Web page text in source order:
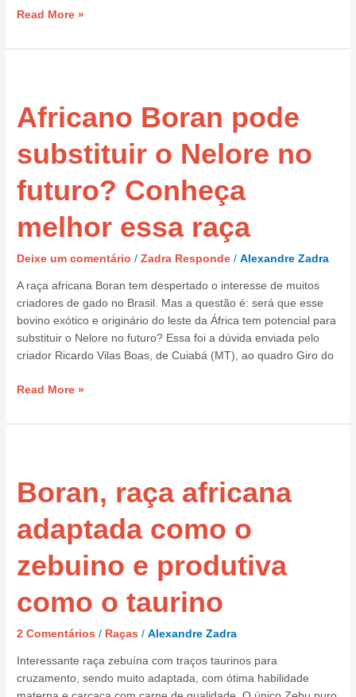
Read More »
Africano Boran pode
substituir o Nelore no
futuro? Conheça
melhor essa raça
Deixe um comentário /Zadra Responde /Alexandre Zadra
A raça africana Boran tem despertado o interesse de muitos
criadores de gado no Brasil. Mas a questão é: será que esse
bovino exótico e originário do leste da África tem potencial para
substituir o Nelore no futuro? Essa foi a dúvida enviada pelo
criador Ricardo Vilas Boas, de Cuiabá (MT), ao quadro Giro do
pode
substituir
Nelore
no
futuro?
melhor
raça
Read More »
Boran, raça africana
adaptada como o
zebuino e produtiva
como o taurino
2 Comentários / Raças /Alexandre Zadra
Interessante raça zebuína com traços taurinos para
cruzamento, sendo muito adaptada, com ótima habilidade
africana
adaptada
como
o
zebuino
e
como
taurino